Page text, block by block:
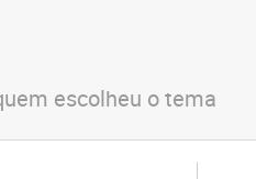
escolheu o tema